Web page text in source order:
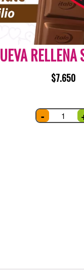
$7.650
- NUEVA
RELLENA